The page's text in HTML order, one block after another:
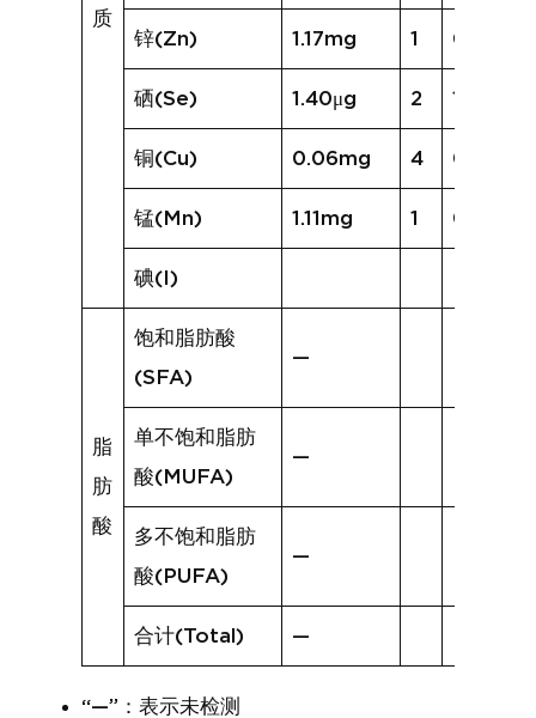
质
锌(Zn) 1.17mg 1 0.71mg
硒(Se) 1.40μg 2 1.45μg
铜(Cu) 0.06mg 4 0.15mg
锰(Mn) 1.11mg 1 0.63mg
碘(I)
脂
肪
酸
饱和脂肪酸
(SFA)
—
单不饱和脂肪
酸(MUFA)
—
多不饱和脂肪
酸(PUFA)
—
合计(Total) —
“—”：表示未检测